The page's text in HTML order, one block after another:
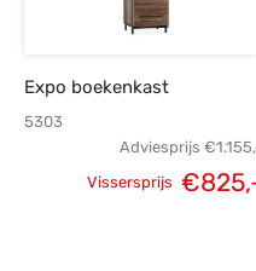
Expo boekenkast
5303
Adviesprijs €
Vissersprijs €